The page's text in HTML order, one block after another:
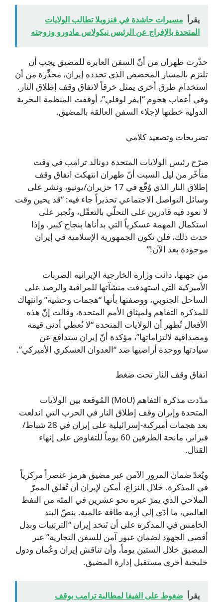
يقرأ مسيرات حاشدة في فنزويلا تطالب الولايات
المتحدة بالإفراج عن الرئيس نيكولاس مادورو وزوجته
حذّرت طهران من أنّ السفن العابرة للمضيق يجب أن
تلتزم بالمسار المخصص الذي تحدده إيران، محذِّرة من أن
استخدام طرق أخرى يمثل خرقاً لاتفاق وقف إطلاق النار.
وفي أعقاب هجوم “إيفر لوفلي”، أوقفت المنظمة البحرية
الدولية خطتها لإجلاء السفن العالقة بالمضيق.
تصريحات وتصعيد كلامي
صرّح رئيس الولايات المتحدة دونالد ترامب في وقت
متأخّر من ليل السبت أنّ طهران انتهكت اتفاق وقف
إطلاق النار الذي وُقّع في 17 حزيران/يونيو، ونشر على
وسائل التواصل الاجتماعي تحذيراً جاء فيه: “قد يحين وقت
لا نعود فيه قادرين على التحلّي بالتعقّل، ونُجبر على
استكمال المهمة عسكرياً التي بدأناها بنجاح كبير. وإذا
حدث ذلك، فلن تكون الجمهورية الإسلامية في إيران
موجودة بعد الآن!”
من جهتها، دانت وزارة الخارجية الإيرانية الضربات
الأميركية التي استهدفت منشآتها للمراقبة والرصد على
الساحل الجنوبي، ووصفتها بأنها “هجمات وحشية” وانتهاك
للمذكره التفاهم ولميثاق الأمم المتحدة، وقالت إنّ هذه
الأفعال تُظهر أن الولايات المتحدة “لا تُعطي أدنى قيمة
ومصداقية لالتزاماتها”، مؤكدة أنّ إيران ستدافع عن
سيادتها ووحدة أراضيها ضد “العدوان العسكري الأميركي”.
اتفاق وقف النار تحت ضغط
مدّدت مذكرة التفاهم (MoU) المُوقعة بين الولايات
المتحدة وإيران وقف إطلاق النار في الحرب التي اندلعت
بعد هجمات أميركية-إسرائيلية على إيران في 28 شباط/
فبراير، مانحة الطرفين 60 يوماً للتفاوض على إنهاء
القتال.
ويُعدّ ضمان المرور الآمن عبر مضيق هرمز عنصراً مركزياً
في المذكرة. خلال النزاع، أمكن لإيران أن تُغلق الممرّ
الملاحي الذي يمرّ عبره نحو عشرين في المئة من النفط
العالمي، ما أدّى إلى أزمة طاقة عالمية. ينصّ البند
الخامس في المذكرة على أن تَتخذ إيران “الترتيبات وبذل
أقصى الجهود لضمان عبور آمن للسفن التجارية” عبر
المضيق خلال الستين يوماً، وأن تناقش إيران وعُمان ودول
خليجية أخرى مستقبل إدارة المضيق.
يقرأ ضغوط على الفيفا لمطالبة ترامب بوقف